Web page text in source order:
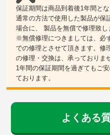
保証期間は商品到着後1年間とな
通常の方法で使用した製品が保
場合に、 製品を無償で修理致し
※無償修理につきましては、必
での修理とさせて頂きます。修
の修理・交換は、承っておりま
1年間の保証期間を過ぎてもご
ております。
よくある